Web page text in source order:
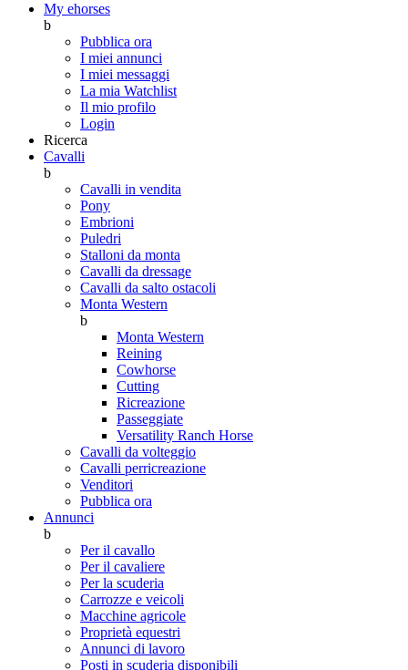
My ehorses
b
Pubblica ora
I miei annunci
I miei messaggi
La mia Watchlist
Il mio profilo
Login
Ricerca
Cavalli
b
Cavalli in vendita
Pony
Embrioni
Puledri
Stalloni da monta
Cavalli da dressage
Cavalli da salto ostacoli
Monta Western
b
Monta Western
Reining
Cowhorse
Cutting
Ricreazione
Passeggiate
Versatility Ranch Horse
Cavalli da volteggio
Cavalli perricreazione
Venditori
Pubblica ora
Annunci
b
Per il cavallo
Per il cavaliere
Per la scuderia
Carrozze e veicoli
Macchine agricole
Proprietà equestri
Annunci di lavoro
Posti in scuderia disponibili